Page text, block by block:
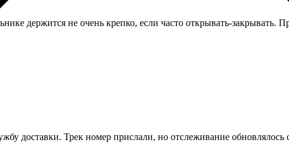
держится не очень крепко, если часто открывать-закрывать.
доставки. Трек номер прислали, но отслеживание